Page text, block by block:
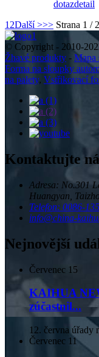
dotazdetail
1 2Další >>> Strana 1 / 2
© Copyright - 2010-
Žhavé produkty - Mapa
Forma na sloupky
na palety, Vstřikovací
Kontaktujte
Adresa: No.301
Huangyan,
Telefon: 0086-
info@china-
Nejnovější
Červenec 15
KAIHUA
zúčastnil...
12. června úřady
Červenec 11